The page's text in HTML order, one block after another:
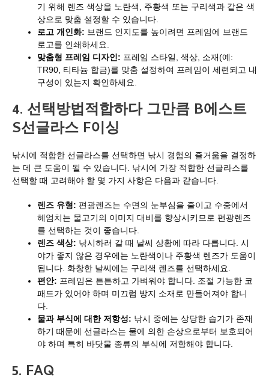
기 위해 렌즈 색상을 노란색, 주황색 또는 구리색과 같은 색
상으로 맞춤 설정할 수 있습니다.
로고 개인화: 브랜드 인지도를 높이려면 프레임에 브랜드
로고를 인쇄하세요.
맞춤형 프레임 디자인: 프레임 스타일, 색상, 소재(예:
TR90, 티타늄 합금)를 맞춤 설정하여 프레임이 세련되고 내
구성이 있는지 확인하세요.
4. 선택방법적합하다그만큼 B에스트
S선글라스 F이싱
낚시에 적합한 선글라스를 선택하면 낚시 경험의 즐거움을 결정하
는 데 큰 도움이 될 수 있습니다. 낚시에 가장 적합한 선글라스를
선택할 때 고려해야 할 몇 가지 사항은 다음과 같습니다.
렌즈 유형: 편광렌즈는 수면의 눈부심을 줄이고 수중에서
헤엄치는 물고기의 이미지 대비를 향상시키므로 편광렌즈
를 선택하는 것이 좋습니다.
렌즈 색상: 낚시하러 갈 때 날씨 상황에 따라 다릅니다. 시
야가 좋지 않은 경우에는 노란색이나 주황색 렌즈가 도움이
됩니다. 화창한 날씨에는 구리색 렌즈를 선택하세요.
편안: 프레임은 튼튼하고 가벼워야 합니다. 조절 가능한 코
패드가 있어야 하며 미끄럼 방지 소재로 만들어져야 합니
다.
물과 부식에 대한 저항성: 낚시 중에는 상당한 습기가 존재
하기 때문에 선글라스는 물에 의한 손상으로부터 보호되어
야 하며 특히 바닷물 종류의 부식에 저항해야 합니다.
5. FAQ